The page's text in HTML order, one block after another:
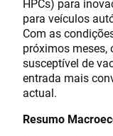
HPCs) para
para veículos
Com as
próximos meses,
susceptível de
entrada mais
actual.
Resumo